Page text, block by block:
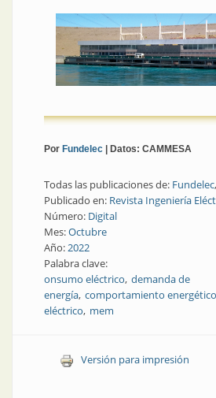
Por Fundelec | Datos: CAMMESA
Todas las publicaciones de: Fundelec
Publicado en: Revista Ingeniería
Número: Digital
Mes:Octubre
Año:2022
Palabra clave:
onsumo eléctrico demanda de
energía comportamiento energético
eléctrico mem
Versión para impresión